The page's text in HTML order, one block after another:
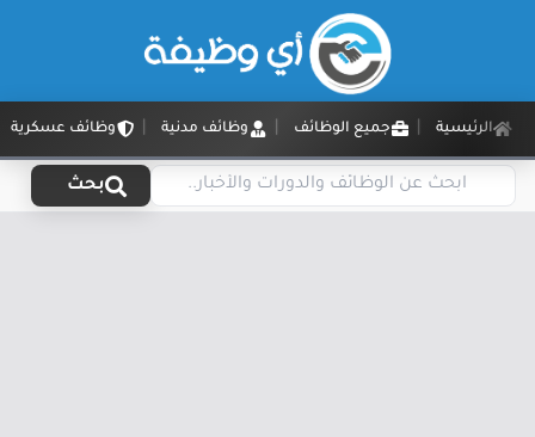
الرئيسية جميع الوظائف وظائف مدنية وظائف عسكرية
بحث